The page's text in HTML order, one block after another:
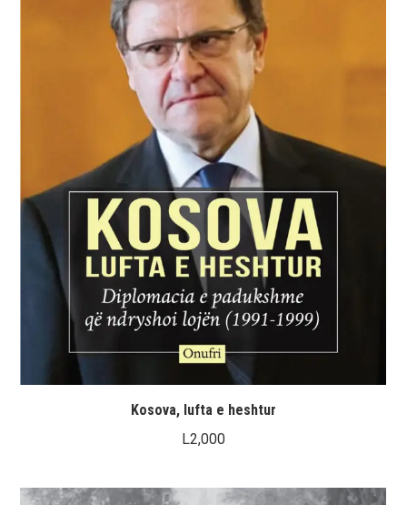
Kosova, lufta e heshtur
L2,000